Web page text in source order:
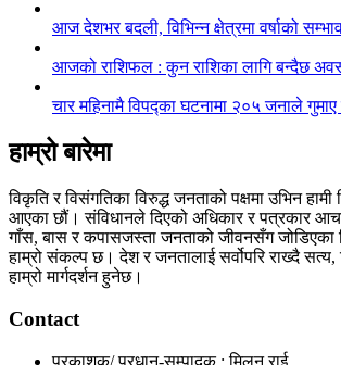
आज देशभर बदली, विभिन्न क्षेत्रमा वर्षाको
आजको राशिफल : कुन राशिका लागि बन्दैछ
चार महिनामै विपद्का घटनामा २०५ जनाले गुमाए
हाम्रो बारेमा
विकृति र विसंगतिका विरुद्ध जनताको पक्षमा उभिन
आएका छौं। संविधानले दिएको अधिकार र पत्रकार
गाँस, बास र कपासजस्ता जनताको जीवनसँग
हाम्रो संकल्प छ। देश र जनतालाई सर्वोपरि राख्दै सत्य,
हाम्रो मार्गदर्शन हुनेछ।
Contact
प्रकाशक/ प्रधान-सम्पादक : मिलन राई